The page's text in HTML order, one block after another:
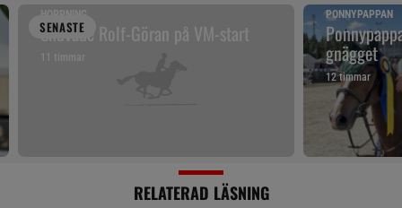
SENASTE
HOPPNING
Snuvade Rolf-Göran på VM-start
11 timmar
PONNYPAPPAN
gnägget
12 timmar
RELATERAD LÄSNING